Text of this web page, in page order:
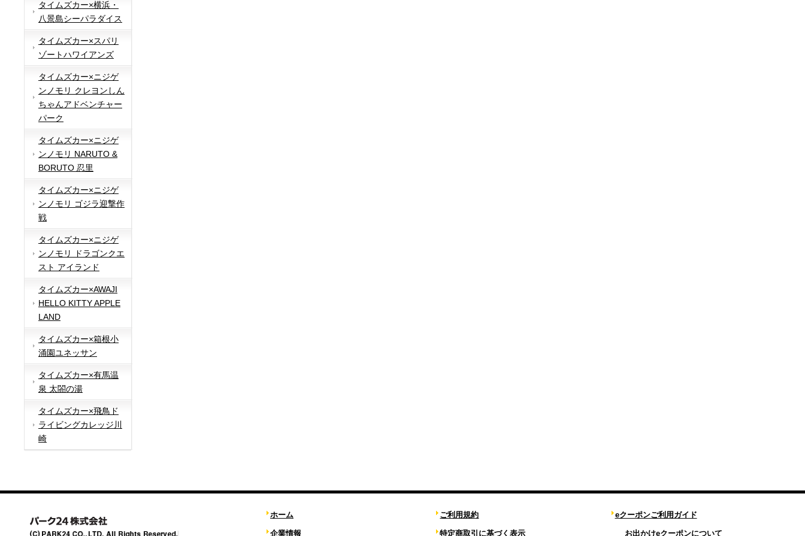
タイムズカー×横浜・
八景島シーパラダイス
タイムズカー×スパリ
ゾートハワイアンズ
タイムズカー×ニジゲ
ンノモリ クレヨンしん
ちゃんアドベンチャー
パーク
タイムズカー×ニジゲ
ンノモリ NARUTO &
BORUTO 忍里
タイムズカー×ニジゲ
ンノモリ ゴジラ迎撃作
戦
タイムズカー×ニジゲ
ンノモリ ドラゴンクエ
スト アイランド
タイムズカー×AWAJI
HELLO KITTY APPLE
LAND
タイムズカー×箱根小
涌園ユネッサン
タイムズカー×有馬温
泉 太閤の湯
タイムズカー×飛鳥ド
ライビングカレッジ川
崎
ホーム
企業情報
ご利用規約
特定商取引に基づく表示
eクーポンご利用ガイド
お出かけeクーポンについて